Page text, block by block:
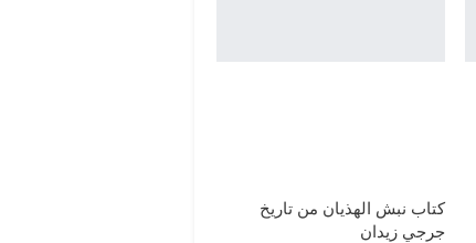
كتاب نبش الهذيان من تاريخ
جرجي زيدان